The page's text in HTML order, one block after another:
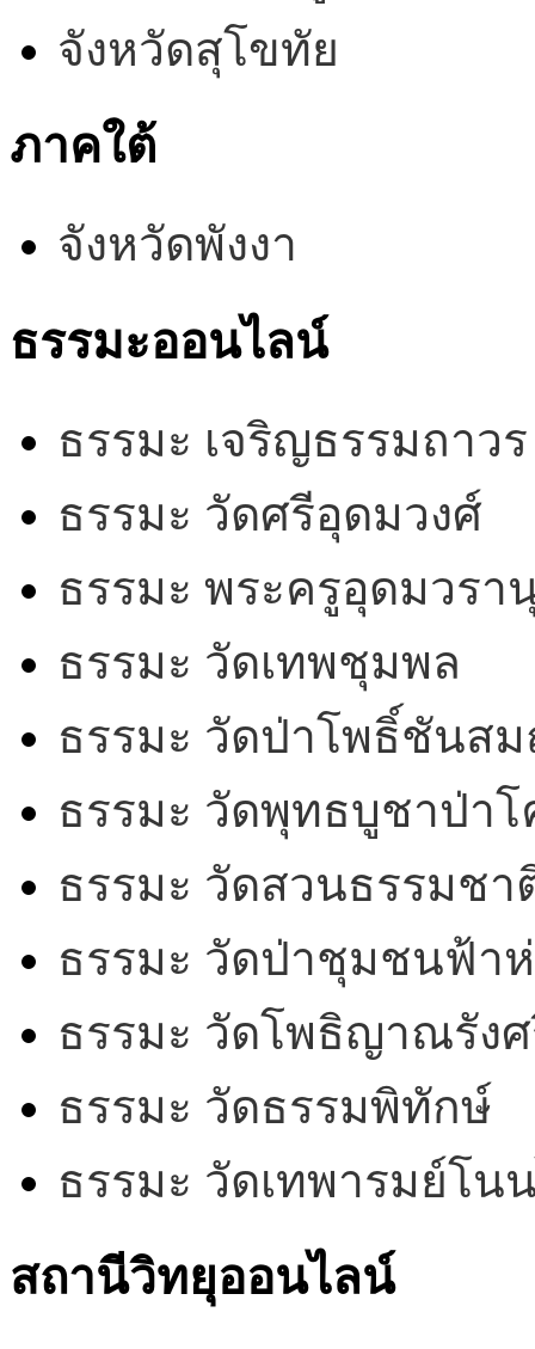
จังหวัดสุโขทัย
ภาคใต้
จังหวัดพังงา
ธรรมะออนไลน์
ธรรมะ เจริญธรรมถาวร
ธรรมะ วัดศรีอุดมวงศ์
ธรรมะ พระครูอุดมวรา
ธรรมะ วัดเทพชุมพล
ธรรมะ วัดป่าโพธิ์ชันส
ธรรมะ วัดพุทธบูชาป่า
ธรรมะ วัดสวนธรรมช
ธรรมะ วัดป่าชุมชนฟ้า
ธรรมะ วัดโพธิญาณรัง
ธรรมะ วัดธรรมพิทักษ์
ธรรมะ วัดเทพารมย์โน
สถานีวิทยุออนไลน์